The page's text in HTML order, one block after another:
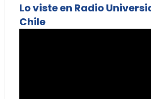
Lo viste en Radio
Chile